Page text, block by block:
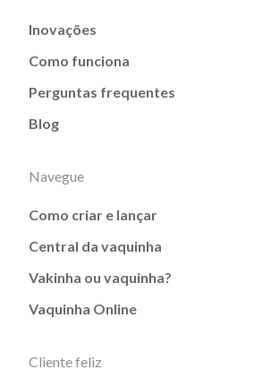
Inovações
Como funciona
Perguntas frequentes
Blog
Navegue
Como criar e lançar
Central da vaquinha
Vakinha ou vaquinha?
Vaquinha Online
Cliente feliz